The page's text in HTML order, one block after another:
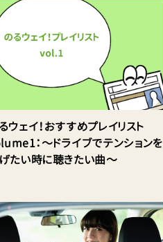
ウェイ！おすすめプレイリスト
：〜ドライブでテンションを
たい時に聴きたい曲〜